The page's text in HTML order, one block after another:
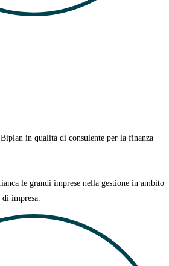
in qualità di consulente per la finanza
le grandi imprese nella gestione in ambito
impresa.